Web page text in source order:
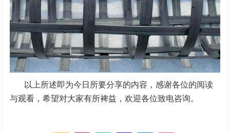
以上所述即为今日所要分享的内容，感谢各位的阅读
与观看，希望对大家有所裨益，欢迎各位致电咨询。